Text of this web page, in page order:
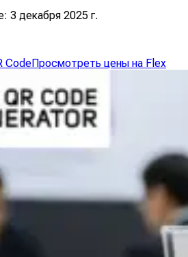
3 декабря 2025 г.
CodeПросмотреть цены на Flex